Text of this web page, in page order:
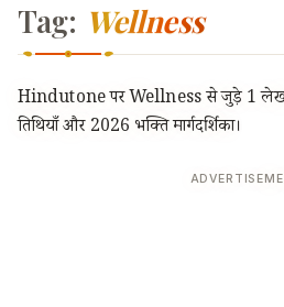
Tag: Wellness
Hindutone पर Wellness से जुड़े 1 लेख —
तिथियाँ और 2026 भक्ति मार्गदर्शिका।